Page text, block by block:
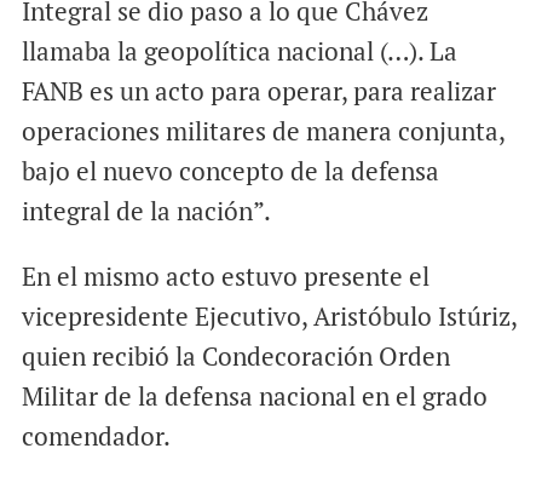
Integral se dio paso a lo que Chávez
llamaba la geopolítica nacional (…). La
FANB es un acto para operar, para realizar
operaciones militares de manera conjunta,
bajo el nuevo concepto de la defensa
integral de la nación”.
En el mismo acto estuvo presente el
vicepresidente Ejecutivo, Aristóbulo Istúriz,
quien recibió la Condecoración Orden
Militar de la defensa nacional en el grado
comendador.